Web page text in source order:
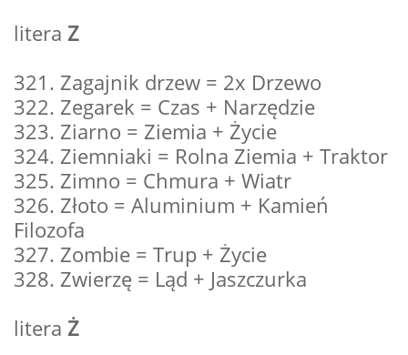
litera Z
321. Zagajnik drzew = 2x Drzewo
322. Zegarek = Czas + Narzędzie
323. Ziarno = Ziemia + Życie
324. Ziemniaki = Rolna Ziemia + Traktor
325. Zimno = Chmura + Wiatr
326. Złoto = Aluminium + Kamień
Filozofa
327. Zombie = Trup + Życie
328. Zwierzę = Ląd + Jaszczurka
litera Ż